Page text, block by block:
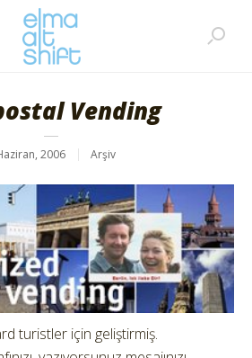
Vending
2006 Arşiv
turistler için geliştirmiş.